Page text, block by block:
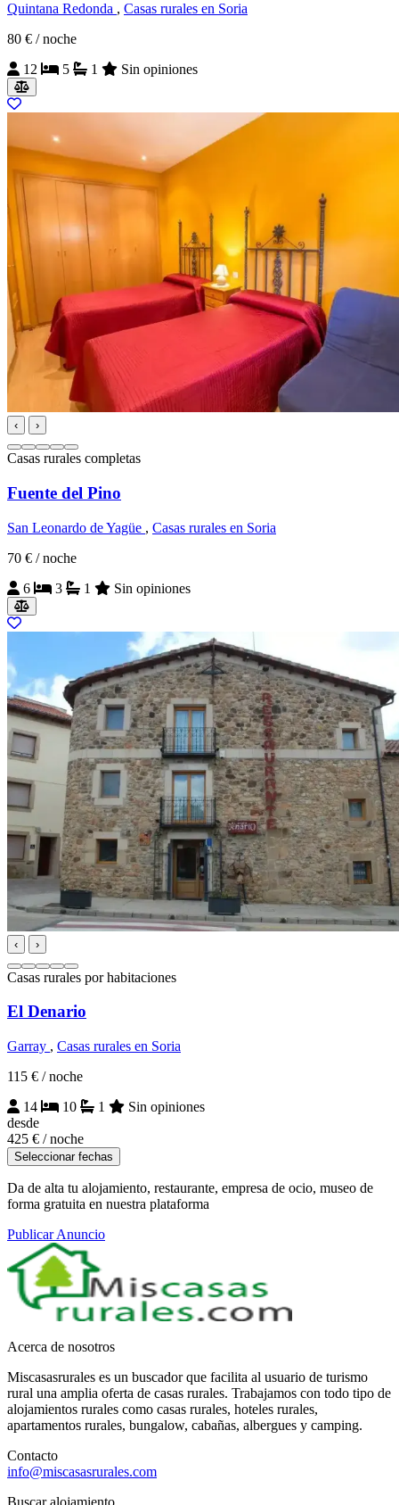
Quintana Redonda , Casas rurales en Soria
80 € / noche
12
5 1 Sin opiniones
‹ ›
Casas rurales completas
Fuente del Pino
San Leonardo de Yagüe , Casas rurales en Soria
70 € / noche
6
3 1 Sin opiniones
‹ ›
Casas rurales por habitaciones
El Denario
Garray , Casas rurales en Soria
115 € / noche
14
10 1
Sin opiniones
desde
425 € / noche
Seleccionar fechas
Da de alta tu alojamiento, restaurante, empresa de ocio, museo de
forma gratuita en nuestra plataforma
Publicar Anuncio
Acerca de nosotros
Miscasasrurales es un buscador que facilita al usuario de turismo
rural una amplia oferta de casas rurales. Trabajamos con todo tipo de
alojamientos rurales como casas rurales, hoteles rurales,
apartamentos rurales, bungalow, cabañas, albergues y camping.
Contacto
info@miscasasrurales.com
Buscar alojamiento